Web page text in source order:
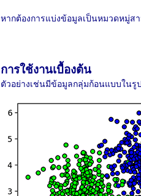
หากต้องการแบ่งข้อมูลเป็นหมวดหมู่ส
การใช้งานเบื้องต้น
ตัวอย่างเช่นมีข้อมูลกลุ่มก้อนแบบในรู